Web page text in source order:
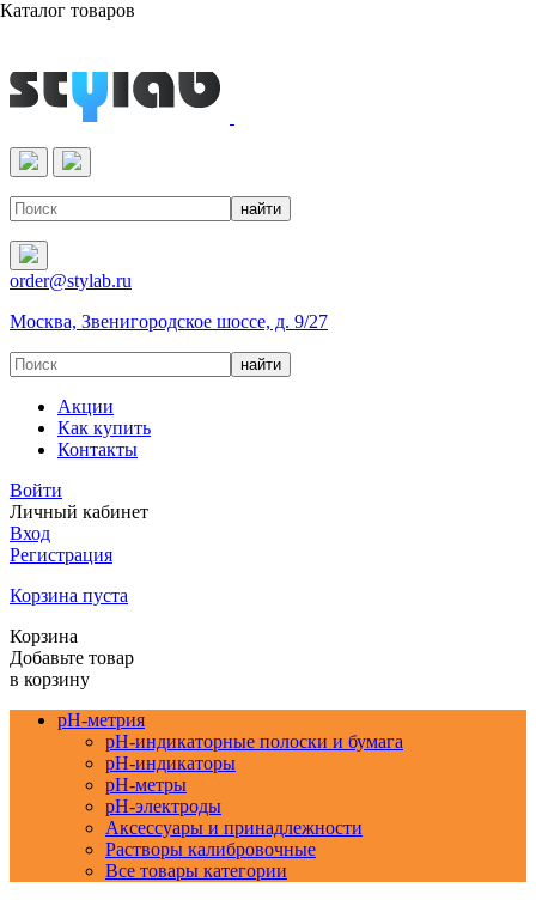
Реактивы & Оборудование
order@stylab.ru
Москва, Звенигородское шоссе, д. 9/27
Акции
Как купить
Контакты
Войти
Личный кабинет
Вход
Регистрация
Корзина пуста
Корзина
Добавьте товар
в корзину
pH-метрия
pH-индикаторные полоски и бумага
pH-индикаторы
pH-метры
pH-электроды
Аксессуары и принадлежности
Растворы калибровочные
Все товары категории
Каталог товаров